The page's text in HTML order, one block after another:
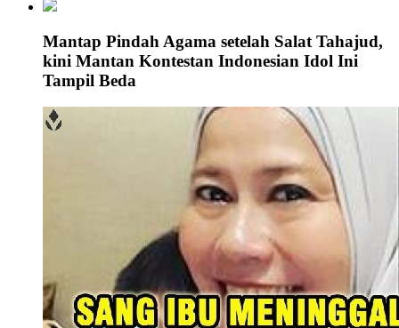
Mantap Pindah Agama setelah Salat Tahajud,
kini Mantan Kontestan Indonesian Idol Ini
Tampil Beda